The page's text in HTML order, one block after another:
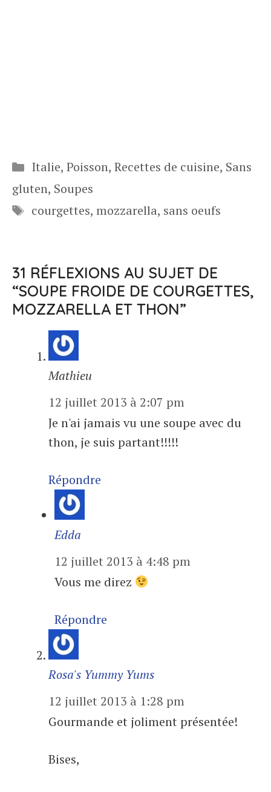
Catégories
Italie, Poisson, Recettes de cuisine, Sans
gluten, Soupes
Étiquettes
courgettes, mozzarella, sans oeufs
31 RÉFLEXIONS AU SUJET DE
“SOUPE FROIDE DE COURGETTES,
MOZZARELLA ET THON”
Mathieu
12 juillet 2013 à 2:07 pm
Je n'ai jamais vu une soupe avec du
thon, je suis partant!!!!!
Répondre
Edda
12 juillet 2013 à 4:48 pm
Vous me direz
Répondre
Rosa's Yummy Yums
12 juillet 2013 à 1:28 pm
Gourmande et joliment présentée!
Bises,